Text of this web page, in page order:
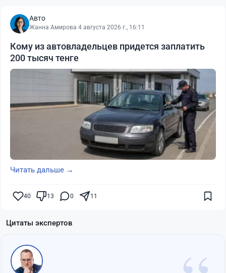
Авто
Жанна Амирова·4 августа 2026 г., 16:11
Кому из автовладельцев придется заплатить
200 тысяч тенге
Читать дальше →
40 13 0 11
Цитаты экспертов